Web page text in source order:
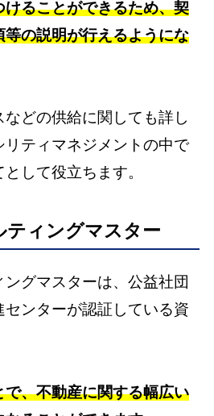
ることができるため、契
の説明が行えるようにな
どの供給に関しても詳し
リティマネジメントの中で
して役立ちます。
ティングマスター
グマスターは、公益社団
ンターが認証している資
、不動産に関する幅広い